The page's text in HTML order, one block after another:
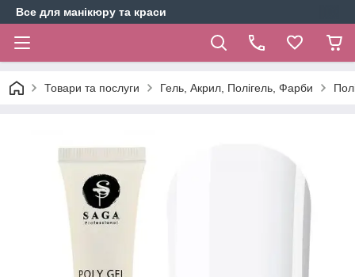
Все для манікюру та краси
Товари та послуги Гель, Акрил, Полігель, Фарби